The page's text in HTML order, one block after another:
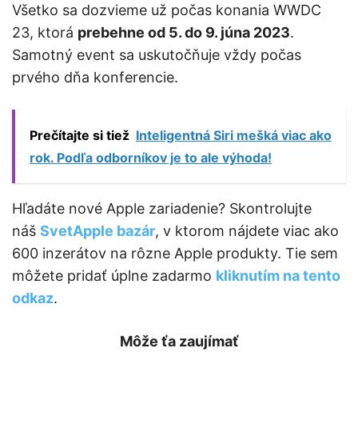
Všetko sa dozvieme už počas konania WWDC
23, ktorá prebehne od 5. do 9. júna 2023.
Samotný event sa uskutočňuje vždy počas
prvého dňa konferencie.
Prečítajte si tiež Inteligentná Siri mešká viac ako
rok. Podľa odborníkov je to ale výhoda!
Hľadáte nové Apple zariadenie? Skontrolujte
náš SvetApple bazár, v ktorom nájdete viac ako
600 inzerátov na rôzne Apple produkty. Tie sem
môžete pridať úplne zadarmo kliknutím na tento
odkaz.
Môže ťa zaujímať